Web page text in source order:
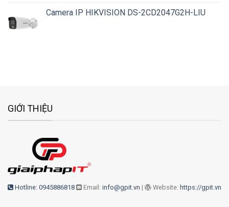
Camera IP HIKVISION DS-2CD2047G2H-LIU
GIỚI THIỆU
Hotline: 0945886818 Email: info@gpit.vn | Website: https://gpit.vn